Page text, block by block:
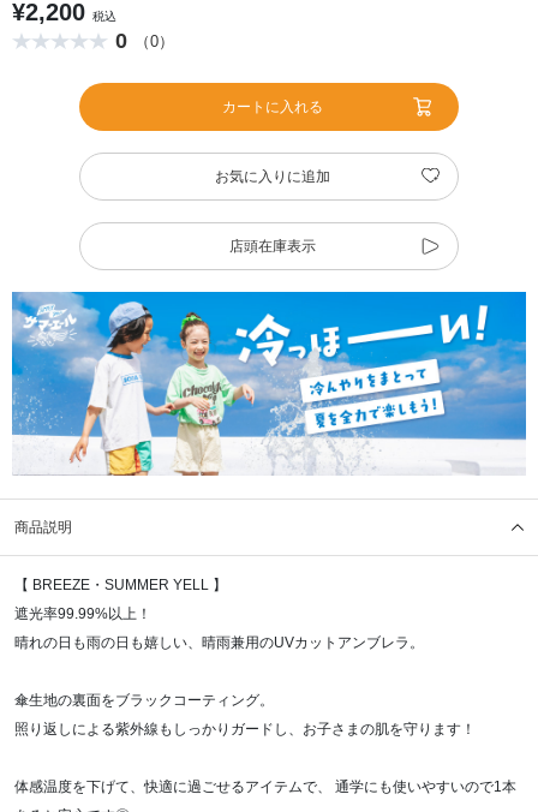
¥2,200 税込
0 （0）
カートに入れる
お気に入りに追加
店頭在庫表示
商品説明
【 BREEZE・SUMMER YELL 】
遮光率99.99%以上！
晴れの日も雨の日も嬉しい、晴雨兼用のUVカットアンブレラ。
傘生地の裏面をブラックコーティング。
照り返しによる紫外線もしっかりガードし、お子さまの肌を守ります！
体感温度を下げて、快適に過ごせるアイテムで、 通学にも使いやすいので1本